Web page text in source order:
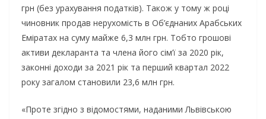
грн (без урахування податків). Також у тому ж році
чиновник продав нерухомість в Об’єднаних Арабських
Еміратах на суму майже 6,3 млн грн. Тобто грошові
активи декларанта та члена його сім’ї за 2020 рік,
законні доходи за 2021 рік та перший квартал 2022
року загалом становили 23,6 млн грн.
«Проте згідно з відомостями, наданими Львівською